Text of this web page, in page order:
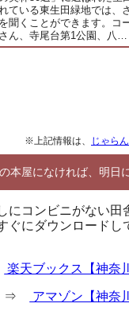
ている東生田緑地では、
聞くことができます。コ
ん、寺尾台第1公園、八…
※上記情報は、 じゃらん
本屋になければ、明日
にコンビニがない田
ぐにダウンロードし
楽天ブックス【神奈
⇒ アマゾン【神奈